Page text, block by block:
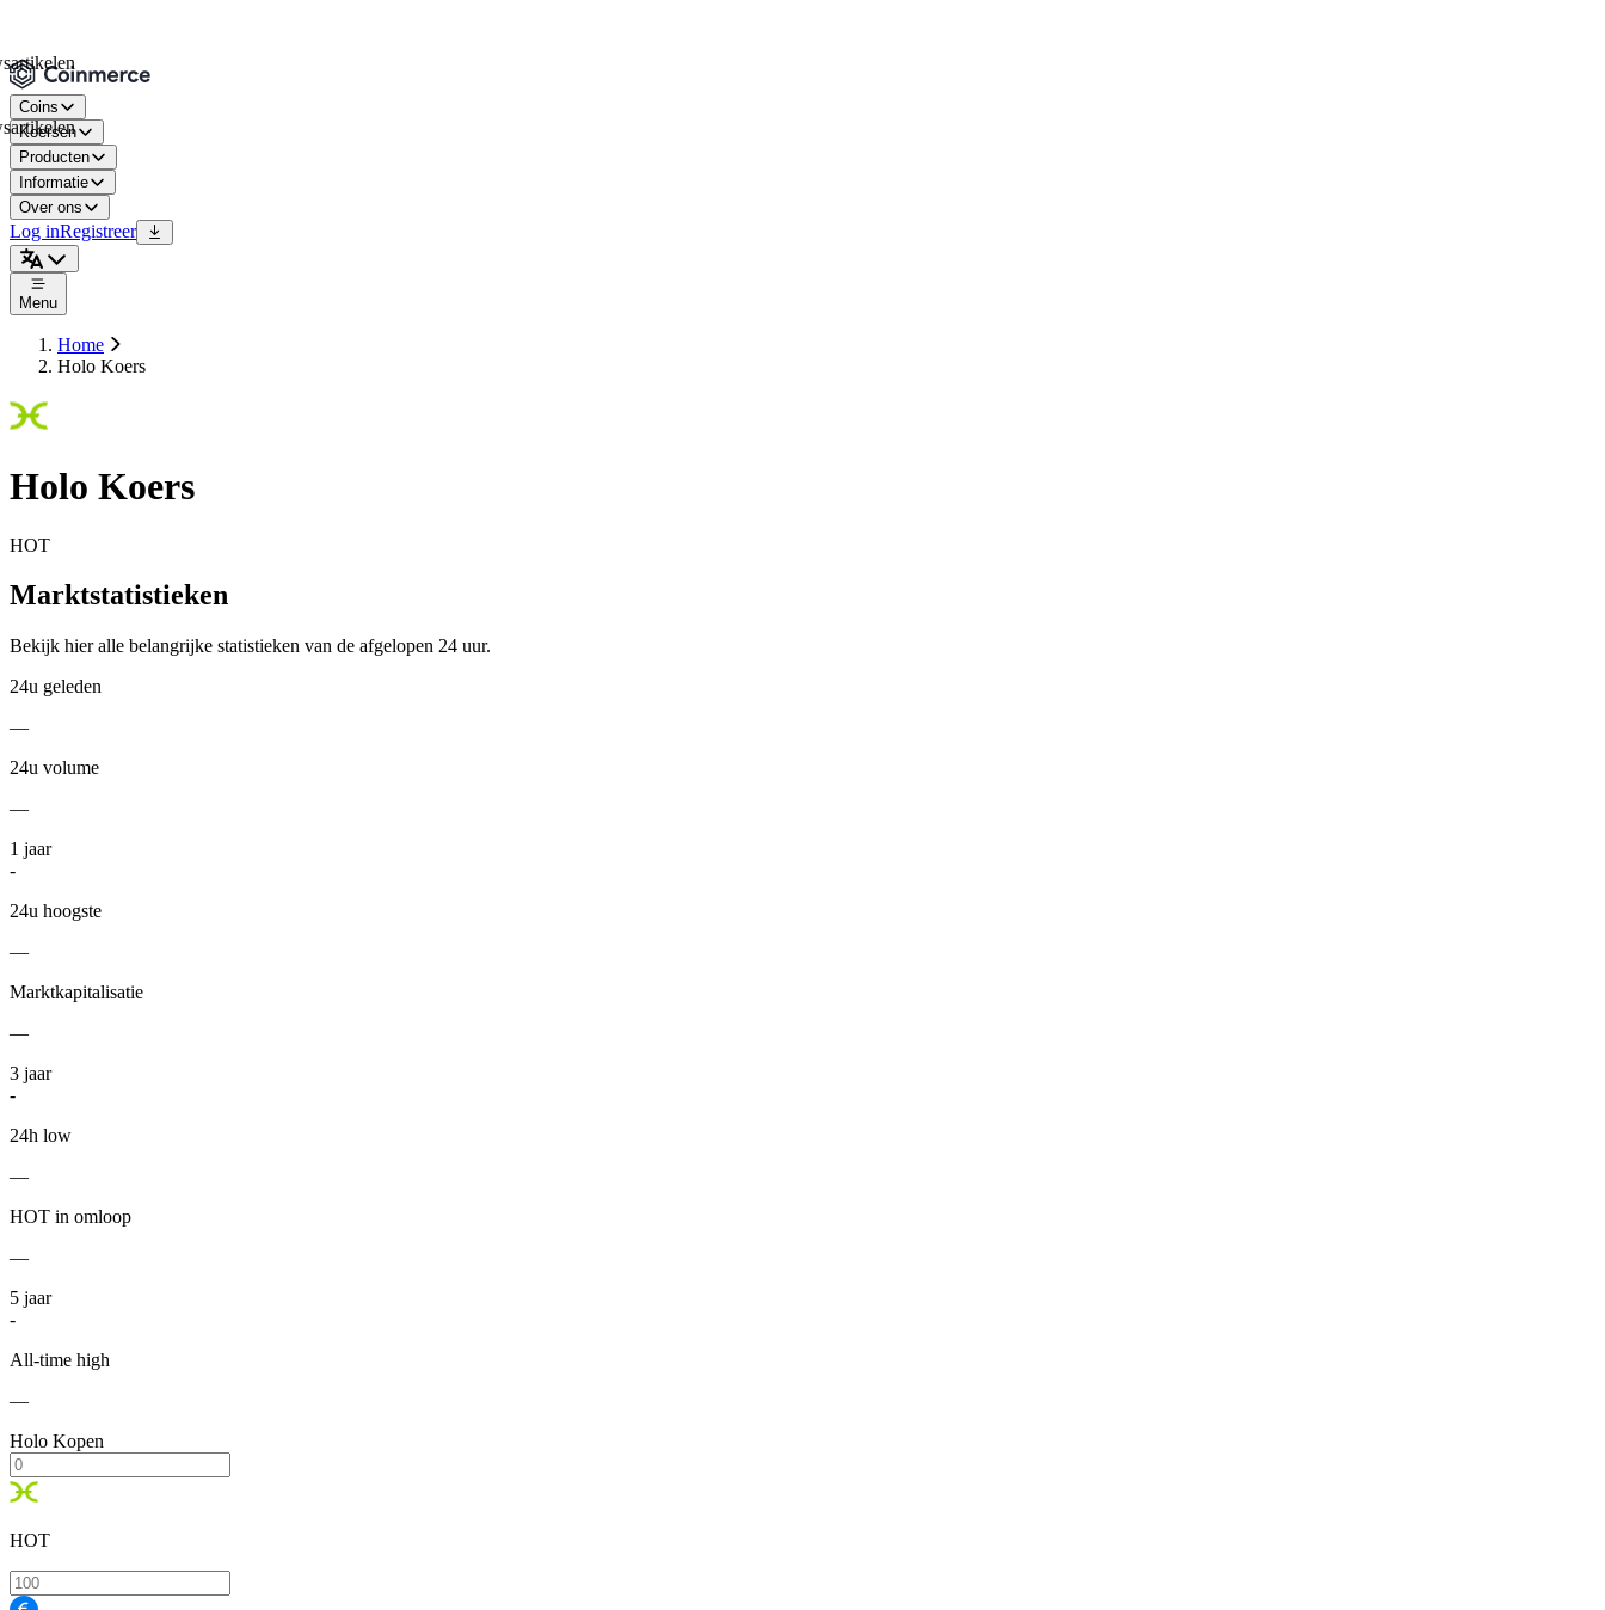
Coins
Koersen
Producten
Informatie
Over ons
Log inRegistreer
Menu
Home
Holo Koers
Holo Koers
HOT
Marktstatistieken
Bekijk hier alle belangrijke statistieken van de afgelopen 24 uur.
24u geleden
—
24u volume
—
1 jaar
-
24u hoogste
—
Marktkapitalisatie
—
3 jaar
-
24h low
—
HOT in omloop
—
5 jaar
-
All-time high
—
Holo Kopen
HOT